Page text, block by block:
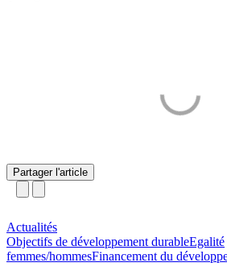
Partager l'article
Actualités
Objectifs de développement durableEgalité
femmes/hommesFinancement du